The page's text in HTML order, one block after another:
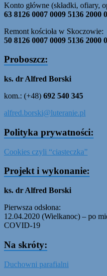
Konto główne (składki, ofiary,
63 8126 0007 0009 5136 2000
Remont kościoła w Skoczowie:
50 8126 0007 0009 5136 2000
Proboszcz:
ks. dr Alfred Borski
kom.: (+48) 692 540 345
alfred.borski@luteranie.pl
Polityka prywatności:
Cookies czyli “ciasteczka”
Projekt i wykonanie:
ks. dr Alfred Borski
Pierwsza odsłona:
12.04.2020 (Wielkanoc) – po
COVID-19
Na skróty:
Duchowni parafialni